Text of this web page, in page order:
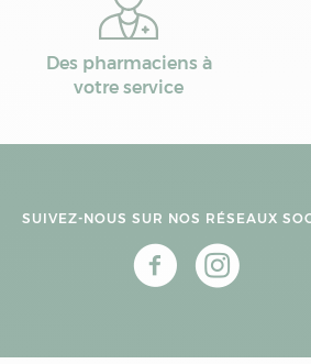
Des pharmaciens à
votre service
SUIVEZ-NOUS SUR NOS RÉSEAUX